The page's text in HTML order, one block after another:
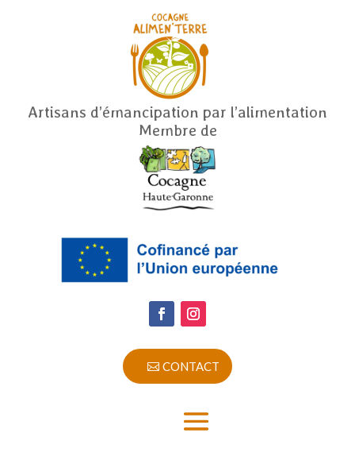
Artisans d’émancipation par l’alimentation
Membre de
CONTACT